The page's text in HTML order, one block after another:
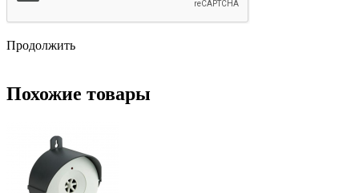
Продолжить
Похожие товары